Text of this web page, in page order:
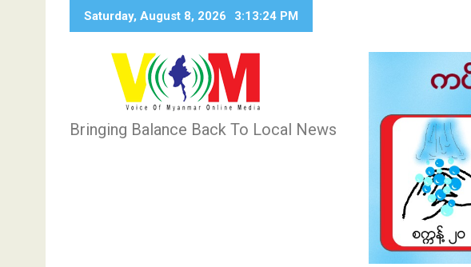
Saturday, August 8, 2026 3:13:25 PM
Bringing Balance Back To Local News